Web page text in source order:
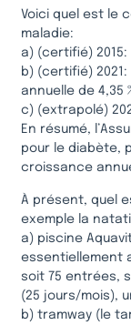
Voici quel est le
maladie:
a) (certifié) 2015:
b) (certifié)
annuelle de 4,35
c) (extrapolé)
En résumé,
pour le diabète,
croissance
À présent, quel
exemple la
a) piscine
essentiellement
soit 75 entrées,
(25 jours/mois),
b) tramway (le